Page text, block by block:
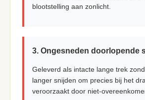
blootstelling aan zonlicht.
3. Ongesneden doorlopende
Geleverd als intacte lange trek
langer snijden om precies bij het
veroorzaakt door niet-